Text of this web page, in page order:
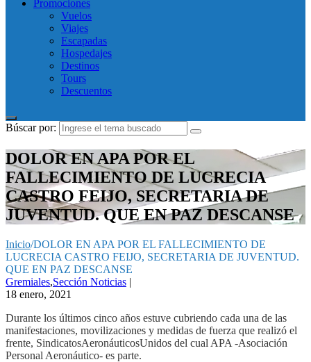
Promociones
Vuelos
Viajes
Escapadas
Hospedajes
Destinos
Tours
Descuentos
Búscar por:
DOLOR EN APA POR EL
FALLECIMIENTO DE LUCRECIA
CASTRO FEIJO, SECRETARIA DE
JUVENTUD. QUE EN PAZ DESCANSE
Inicio/DOLOR EN APA POR EL FALLECIMIENTO DE
LUCRECIA CASTRO FEIJO, SECRETARIA DE JUVENTUD.
QUE EN PAZ DESCANSE
Gremiales,Sección Noticias |
18 enero, 2021
Durante los últimos cinco años estuve cubriendo cada una de las
manifestaciones, movilizaciones y medidas de fuerza que realizó el
frente, SindicatosAeronáuticosUnidos del cual APA -Asociación
Personal Aeronáutico- es parte.